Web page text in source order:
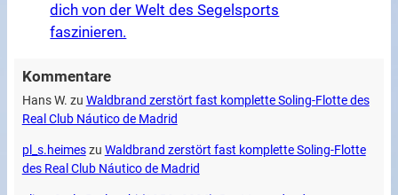
dich von der Welt des Segelsports
faszinieren.
Kommentare
Hans W. zu Waldbrand zerstört fast komplette Soling-Flotte des
Real Club Náutico de Madrid
pl_s.heimeszu Waldbrand zerstört fast komplette Soling-Flotte
des Real Club Náutico de Madrid